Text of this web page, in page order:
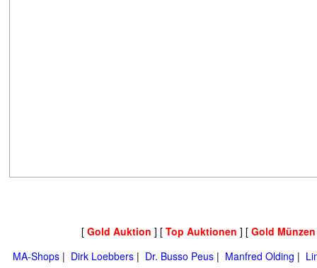
[ Gold Auktion ] [ Top Auktionen ] [ Gold
MA-Shops | Dirk Loebbers | Dr. Busso Peus | Manfred Olding |